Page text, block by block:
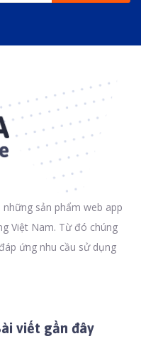
sản phẩm web app
Việt Nam. Từ đó chúng
ứng nhu cầu sử dụng
viết gần đây